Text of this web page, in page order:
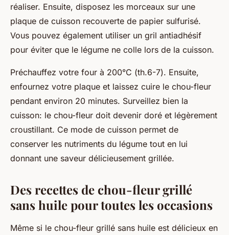
réaliser. Ensuite, disposez les morceaux sur une
plaque de cuisson recouverte de papier sulfurisé.
Vous pouvez également utiliser un gril antiadhésif
pour éviter que le légume ne colle lors de la cuisson.
Préchauffez votre four à 200°C (th.6-7). Ensuite,
enfournez votre plaque et laissez cuire le chou-fleur
pendant environ 20 minutes. Surveillez bien la
cuisson: le chou-fleur doit devenir doré et légèrement
croustillant. Ce mode de cuisson permet de
conserver les nutriments du légume tout en lui
donnant une saveur délicieusement grillée.
Des recettes de chou-fleur grillé
sans huile pour toutes les occasions
Même si le chou-fleur grillé sans huile est délicieux en